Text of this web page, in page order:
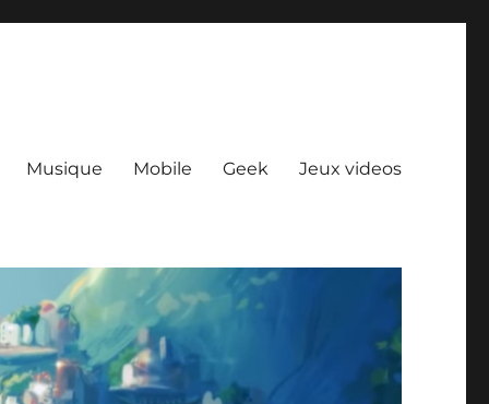
Musique Mobile Geek Jeux videos